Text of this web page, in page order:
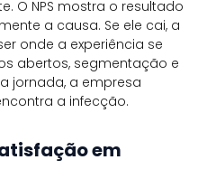
O NPS mostra o resultado
a causa. Se ele cai, a
onde a experiência se
abertos, segmentação e
jornada, a empresa
a infecção.
em